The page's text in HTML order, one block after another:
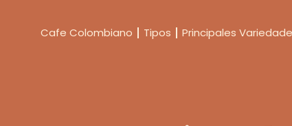
Cafe Colombiano Tipos Principales